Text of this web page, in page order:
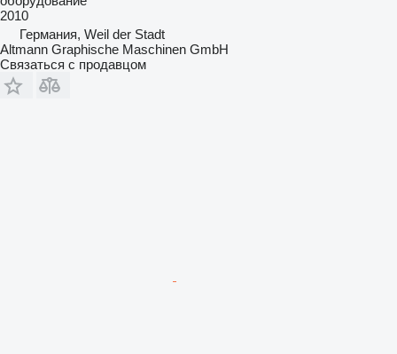
2010
Германия, Weil der Stadt
Altmann Graphische Maschinen GmbH
Связаться с продавцом